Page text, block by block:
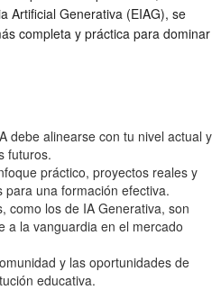
Artificial Generativa (EIAG), se
completa y práctica para dominar
debe alinearse con tu nivel actual y
futuros.
práctico, proyectos reales y
una formación efectiva.
como los de IA Generativa, son
a la vanguardia en el mercado
y las oportunidades de
educativa.